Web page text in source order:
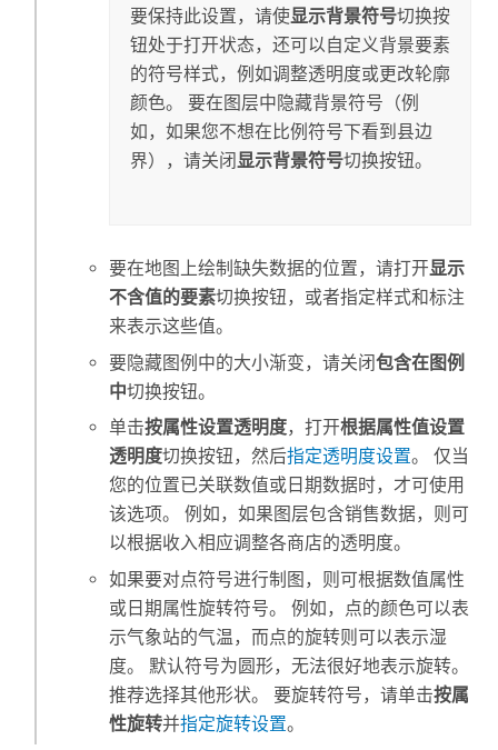
要保持此设置，请使显示背景符号切换按
钮处于打开状态，还可以自定义背景要素
的符号样式，例如调整透明度或更改轮廓
颜色。 要在图层中隐藏背景符号（例
如，如果您不想在比例符号下看到县边
界），请关闭显示背景符号切换按钮。
要在地图上绘制缺失数据的位置，请打开显示
不含值的要素切换按钮，或者指定样式和标注
来表示这些值。
要隐藏图例中的大小渐变，请关闭包含在图例
中切换按钮。
单击按属性设置透明度，打开根据属性值设置
透明度切换按钮，然后指定透明度设置。 仅当
您的位置已关联数值或日期数据时，才可使用
该选项。 例如，如果图层包含销售数据，则可
以根据收入相应调整各商店的透明度。
如果要对点符号进行制图，则可根据数值属性
或日期属性旋转符号。 例如，点的颜色可以表
示气象站的气温，而点的旋转则可以表示湿
度。 默认符号为圆形，无法很好地表示旋转。
推荐选择其他形状。 要旋转符号，请单击按属
性旋转并指定旋转设置。